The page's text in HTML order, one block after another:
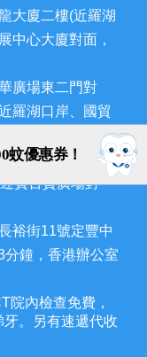
蚊優惠券！
大廈二樓(近羅湖
中心大廈對面，
廣場東二門對
羅湖口岸、國貿
賓南路1155號中
賓百貨廣場對
裕街11號定豐中
鐘，香港辦公室
院內檢查免費，
。另有速遞代收